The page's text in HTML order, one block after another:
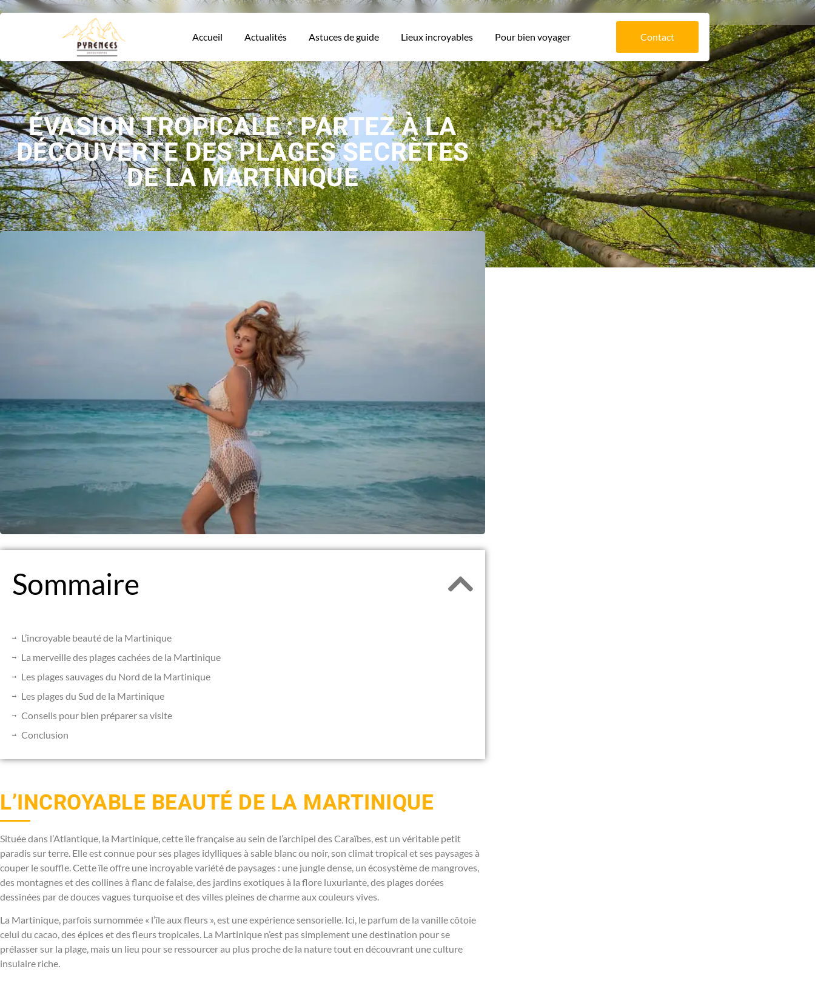
Accueil Actualités Astuces de guide Lieux incroyables Pour bien voyager Contact
ÉVASION TROPICALE : PARTEZ À LA
DÉCOUVERTE DES PLAGES SECRÈTES
DE LA MARTINIQUE
Sommaire
L’incroyable beauté de la Martinique
La merveille des plages cachées de la Martinique
Les plages sauvages du Nord de la Martinique
Les plages du Sud de la Martinique
Conseils pour bien préparer sa visite
Conclusion
L’INCROYABLE BEAUTÉ DE LA MARTINIQUE
Située dans l’Atlantique, la Martinique, cette île française au sein de l’archipel des Caraïbes, est un véritable petit
paradis sur terre. Elle est connue pour ses plages idylliques à sable blanc ou noir, son climat tropical et ses paysages à
couper le souffle. Cette île offre une incroyable variété de paysages : une jungle dense, un écosystème de mangroves,
des montagnes et des collines à flanc de falaise, des jardins exotiques à la flore luxuriante, des plages dorées
dessinées par de douces vagues turquoise et des villes pleines de charme aux couleurs vives.
La Martinique, parfois surnommée « l’île aux fleurs », est une expérience sensorielle. Ici, le parfum de la vanille côtoie
celui du cacao, des épices et des fleurs tropicales. La Martinique n’est pas simplement une destination pour se
prélasser sur la plage, mais un lieu pour se ressourcer au plus proche de la nature tout en découvrant une culture
insulaire riche.